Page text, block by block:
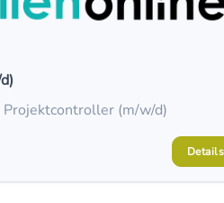
Projektcontroller (m/w/d)
Details